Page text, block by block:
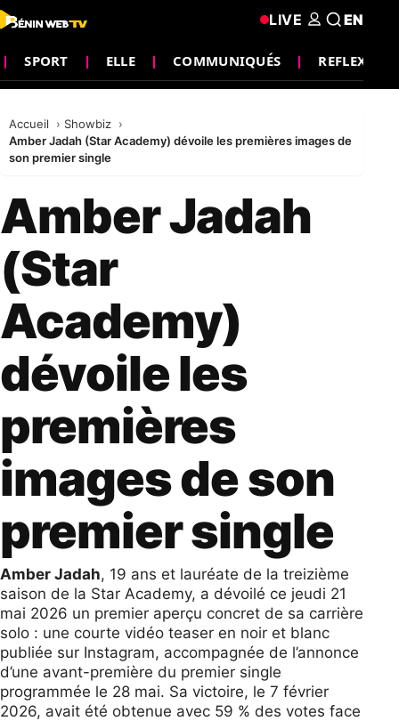
SPORT ELLE COMMUNIQUÉS REFLEXION
LIVE EN
Accueil
Showbiz
Amber Jadah (Star Academy) dévoile les premières images de
son premier single
Amber Jadah
(Star
Academy)
dévoile les
premières
images de son
premier single
Amber Jadah, 19 ans et lauréate de la treizième
saison de la Star Academy, a dévoilé ce jeudi 21
mai 2026 un premier aperçu concret de sa carrière
solo : une courte vidéo teaser en noir et blanc
publiée sur Instagram, accompagnée de l’annonce
d’une avant-première du premier single
programmée le 28 mai. Sa victoire, le 7 février
2026, avait été obtenue avec 59 % des votes face